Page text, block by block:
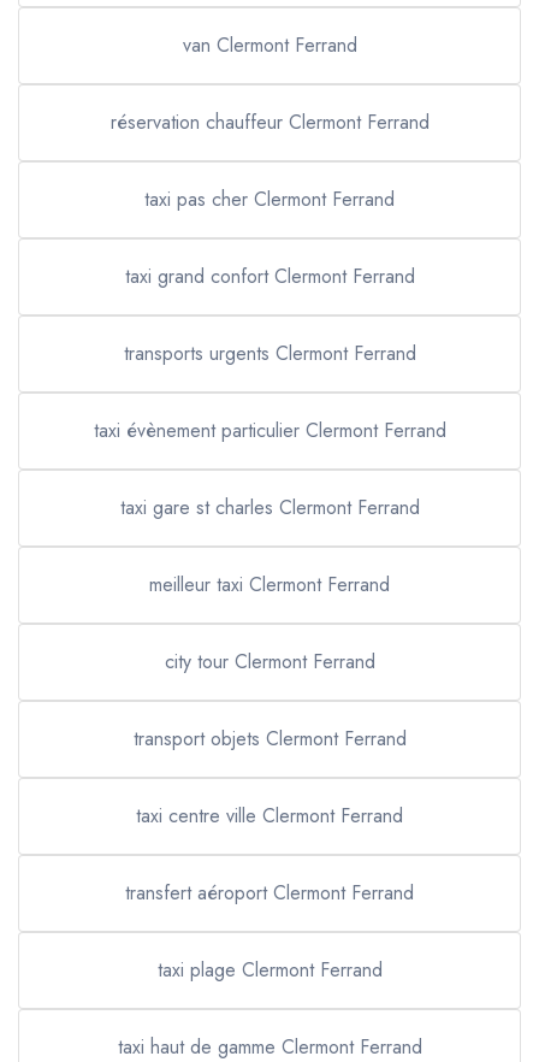
van Clermont Ferrand
réservation chauffeur Clermont Ferrand
taxi pas cher Clermont Ferrand
taxi grand confort Clermont Ferrand
transports urgents Clermont Ferrand
taxi évènement particulier Clermont Ferrand
taxi gare st charles Clermont Ferrand
meilleur taxi Clermont Ferrand
city tour Clermont Ferrand
transport objets Clermont Ferrand
taxi centre ville Clermont Ferrand
transfert aéroport Clermont Ferrand
taxi plage Clermont Ferrand
taxi haut de gamme Clermont Ferrand